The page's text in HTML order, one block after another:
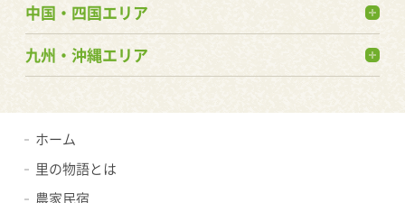
中国・四国エリア
九州・沖縄エリア
ホーム
里の物語とは
農家民宿